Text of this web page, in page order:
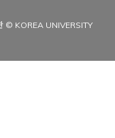
© KOREA UNIVERSITY